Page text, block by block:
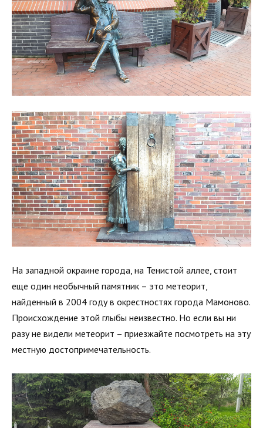
На западной окраине города, на Тенистой аллее, стоит
еще один необычный памятник – это метеорит,
найденный в 2004 году в окрестностях города Мамоново.
Происхождение этой глыбы неизвестно. Но если вы ни
разу не видели метеорит – приезжайте посмотреть на эту
местную достопримечательность.